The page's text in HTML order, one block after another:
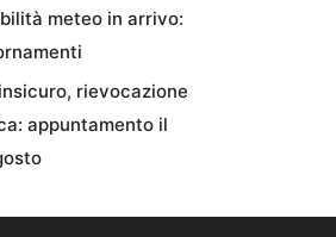
meteo in arrivo:
rievocazione
appuntamento il